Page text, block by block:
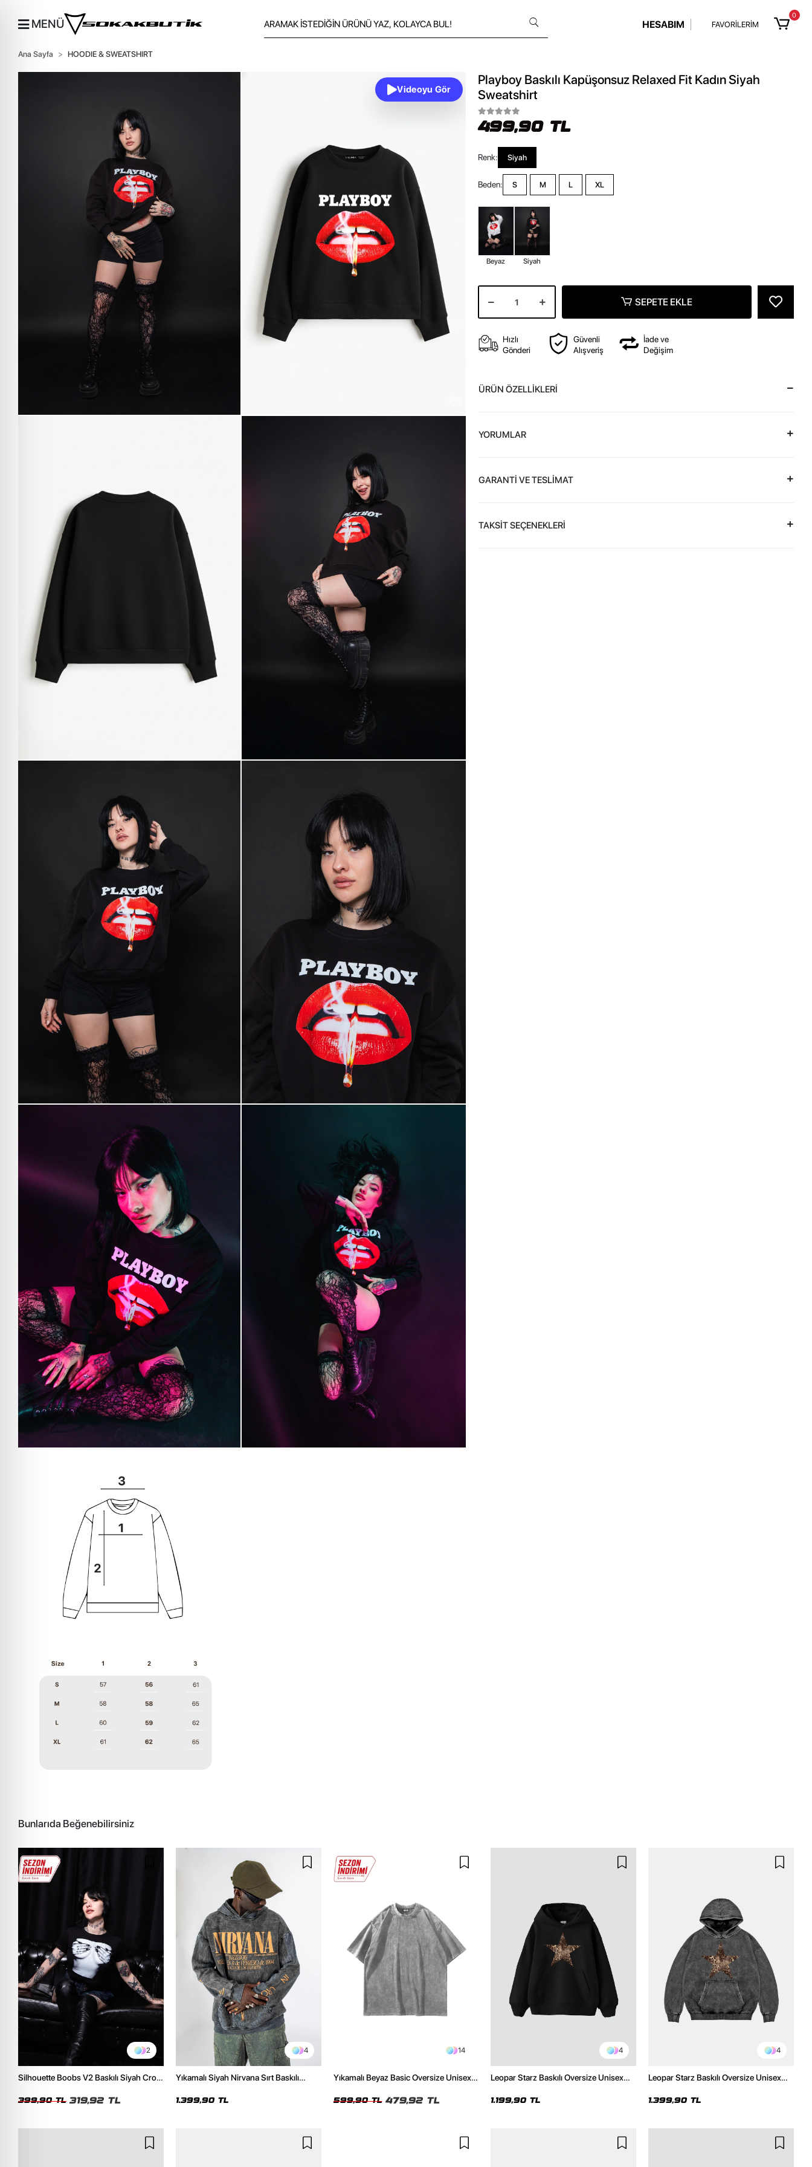
MENÜ HESABIM FAVORİLERİM
0
Ana Sayfa HOODIE & SWEATSHIRT
Videoyu Gör
Playboy Baskılı Kapüşonsuz Relaxed Fit Kadın Siyah
Sweatshirt
499,90 TL
Renk: Siyah
Beden: S M L XL
Beyaz Siyah
SEPETE EKLE
Hızlı
Gönderi
Güvenli
Alışveriş
İade ve
Değişim
ÜRÜN ÖZELLİKLERİ
YORUMLAR
GARANTİ VE TESLİMAT
TAKSİT SEÇENEKLERİ
Bunlarıda Beğenebilirsiniz
2
Silhouette Boobs V2 Baskılı Siyah Crop
399,90 TL 319,92 TL
4
Yıkamalı Siyah Nirvana Sırt Baskılı
1.399,90 TL
14
Yıkamalı Beyaz Basic Oversize Unisex
599,90 TL 479,92 TL
4
Leopar Starz Baskılı Oversize Unisex
1.199,90 TL
4
Leopar Starz Baskılı Oversize Unisex
1.399,90 TL